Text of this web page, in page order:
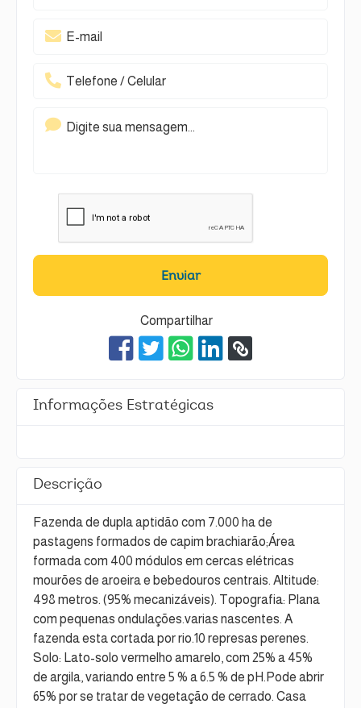
Enviar
Compartilhar
Informações Estratégicas
Descrição
Fazenda de dupla aptidão com 7.000 ha de
pastagens formados de capim brachiarão;Área
formada com 400 módulos em cercas elétricas
mourões de aroeira e bebedouros centrais. Altitude:
498 metros. (95% mecanizáveis). Topografia: Plana
com pequenas ondulações.varias nascentes. A
fazenda esta cortada por rio.10 represas perenes.
Solo: Lato-solo vermelho amarelo, com 25% a 45%
de argila, variando entre 5 % a 6.5 % de pH.Pode abrir
65% por se tratar de vegetação de cerrado. Casa